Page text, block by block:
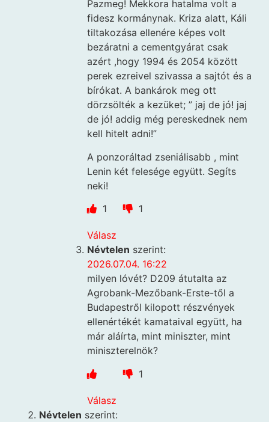
Pazmeg! Mekkora hatalma volt a
fidesz kormánynak. Kriza alatt, Káli
tiltakozása ellenére képes volt
bezáratni a cementgyárat csak
azért ,hogy 1994 és 2054 között
perek ezreivel szivassa a sajtót és a
bírókat. A bankárok meg ott
dörzsölték a kezüket; ” jaj de jó! jaj
de jó! addig még pereskednek nem
kell hitelt adni!”
A ponzoráltad zseniálisabb , mint
Lenin két felesége együtt. Segíts
neki!
1
1
Válasz
Névtelen szerint:
2026.07.04. 16:22
milyen lóvét? D209 átutalta az
Agrobank-Mezőbank-Erste-től a
Budapestről kilopott részvények
ellenértékét kamataival együtt, ha
már aláírta, mint miniszter, mint
miniszterelnök?
1
Válasz
Névtelen szerint: